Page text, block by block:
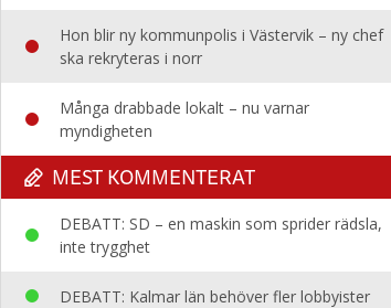
Hon blir ny kommunpolis i Västervik – ny chef
ska rekryteras i norr
Många drabbade lokalt – nu varnar
myndigheten
MEST KOMMENTERAT
DEBATT: SD – en maskin som sprider rädsla,
inte trygghet
DEBATT: Kalmar län behöver fler lobbyister